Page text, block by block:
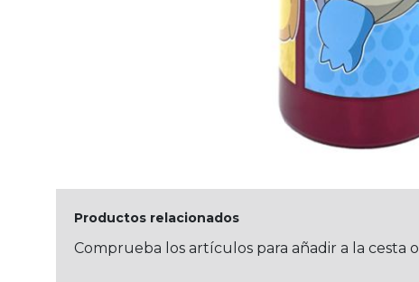
Productos relacionados
Comprueba los artículos para añadir a la cesta o